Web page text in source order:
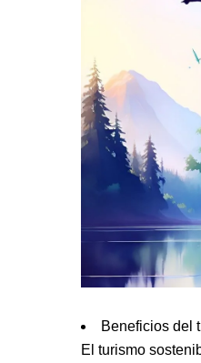
Beneficios del
El turismo